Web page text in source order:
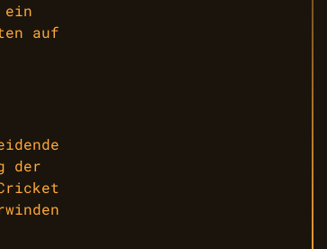
ein
auf
der